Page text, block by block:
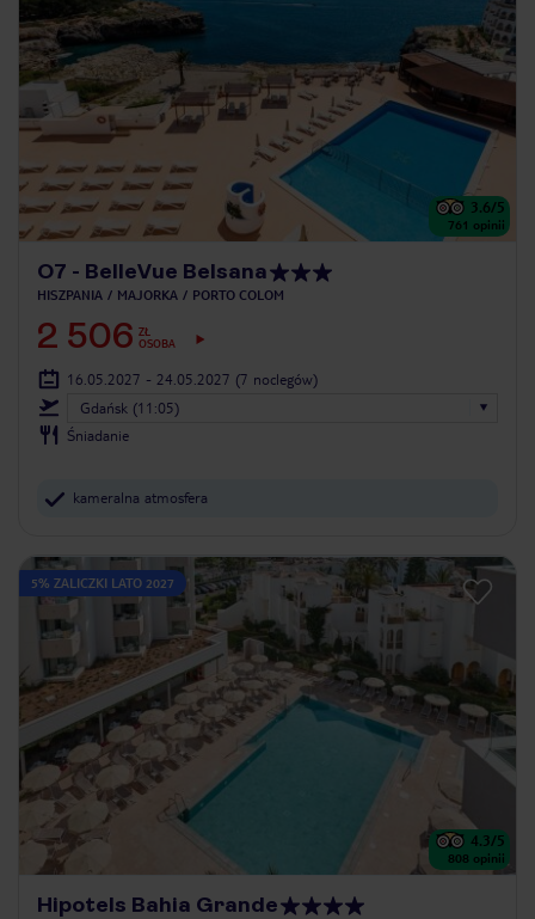
3.6/5
761 opinii
O7 - BelleVue Belsana
HISZPANIA MAJORKA PORTO COLOM
2 506 ZŁ
OSOBA
16.05.2027 - 24.05.2027 (7 noclegów)
Gdańsk (11:05)
Śniadanie
kameralna atmosfera
5% ZALICZKI LATO 2027
4.3/5
808 opinii
Hipotels Bahia Grande